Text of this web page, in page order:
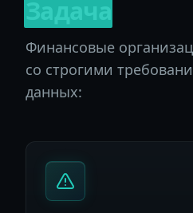
Финансовые
со строгими
данных: